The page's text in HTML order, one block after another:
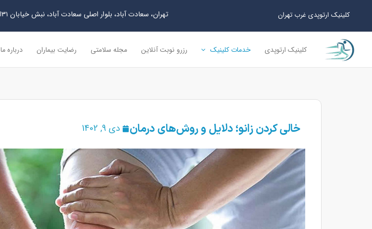
محتوا
کلینیک ارتوپدی غرب تهران تهران، سعادت آباد، بلوار اصلی سعادت آباد، نبش خیابان ۳۱ام (جندانی)، پلاک ۱، طبقه چهارم
کلینیک ارتوپدی خدمات کلینیک رزرو نوبت آنلاین مجله سلامتی رضایت بیماران درباره ما
خالی کردن زانو؛ دلایل و روش‌های درمان دی 9, 1402